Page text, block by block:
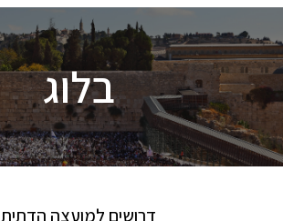
בלוג
דרושים למועצה הדתית